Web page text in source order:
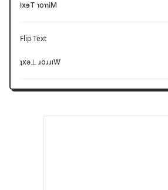
ƚxɘT ɿoɿɿiM
Flip Text
ʇxǝ⊥ ɹoɹɹıW